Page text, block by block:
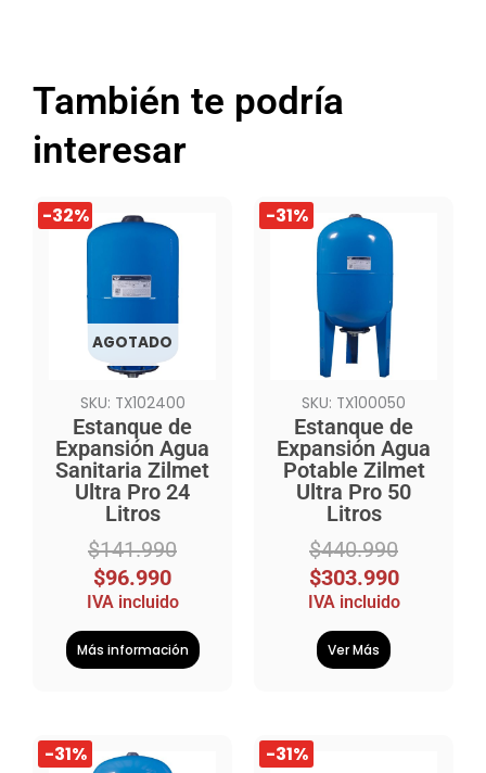
También te podría
interesar
-32%
AGOTADO
SKU: TX102400
Estanque de
Expansión Agua
Sanitaria Zilmet
Ultra Pro 24
Litros
$141.990
El
precio
original
$141.990.
$96.990
El
precio
actual
$96.990.
IVA incluido
Más información
-31%
SKU: TX100050
Estanque de
Expansión Agua
Potable Zilmet
Ultra Pro 50
Litros
$440.990
El
precio
original
$440.990.
$303.990
El
precio
actual
$303.990.
IVA incluido
Ver Más
-31%
El
El
-31%
El
El